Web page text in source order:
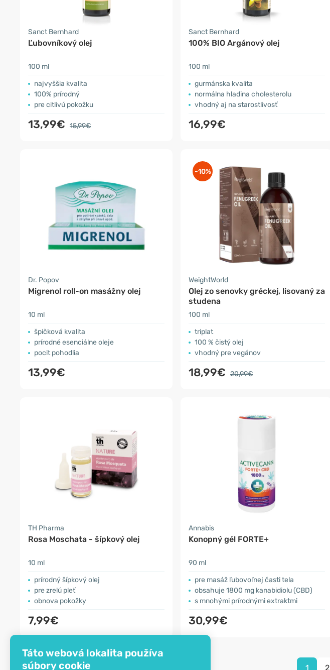
Táto webová lokalita používa
súbory cookie
Sanct Bernhard
Ľubovníkový olej
100 ml
najvyššia kvalita
100% prírodný
pre citlivú pokožku
13,99€ 15,99€
Sanct Bernhard
100% BIO Argánový olej
100 ml
gurmánska kvalita
normálna hladina cholesterolu
vhodný aj na starostlivosť
16,99€
Dr. Popov
Migrenol roll-on masážny olej
10 ml
špičková kvalita
prírodné esenciálne oleje
pocit pohodlia
13,99€
-10%
WeightWorld
Olej zo senovky gréckej, lisovaný za
studena
100 ml
triplat
100 % čistý olej
vhodný pre vegánov
18,99€ 20,99€
TH Pharma
Rosa Moschata - šípkový olej
10 ml
prírodný šípkový olej
pre zrelú pleť
obnova pokožky
7,99€
Annabis
Konopný gél FORTE+
90 ml
pre masáž ľubovoľnej časti tela
obsahuje 1800 mg kanabidiolu (CBD)
s mnohými prírodnými extraktmi
30,99€
1 2